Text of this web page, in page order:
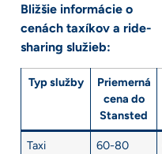
Bližšie informácie o
cenách taxíkov a ride-
sharing služieb:
Typ služby
Priemerná
cena do
Stansted
Taxi
60-80